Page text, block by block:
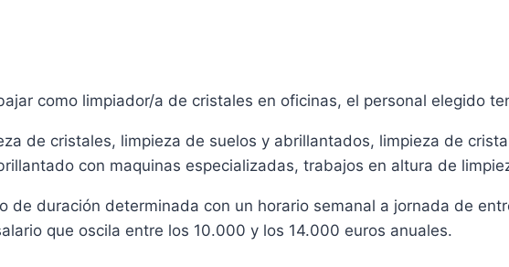
como limpiador/a de cristales en oficinas, el personal elegido
de cristales, limpieza de suelos y abrillantados, limpieza de
con maquinas especializadas, trabajos en altura de
de duración determinada con un horario semanal a jornada de
que oscila entre los 10.000 y los 14.000 euros anuales.